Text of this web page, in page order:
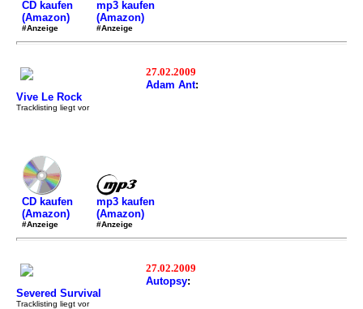
CD kaufen
(Amazon)
#Anzeige
mp3 kaufen
(Amazon)
#Anzeige
27.02.2009
Adam Ant:
Vive Le Rock
Tracklisting liegt vor
CD kaufen
(Amazon)
#Anzeige
mp3 kaufen
(Amazon)
#Anzeige
27.02.2009
Autopsy:
Severed Survival
Tracklisting liegt vor